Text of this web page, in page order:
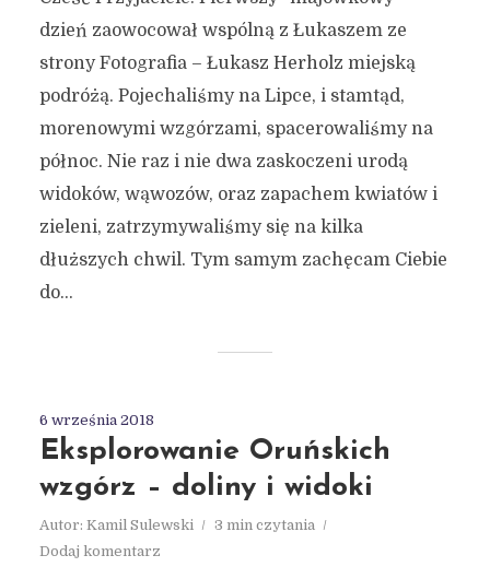
dzień zaowocował wspólną z Łukaszem ze
strony Fotografia – Łukasz Herholz miejską
podróżą. Pojechaliśmy na Lipce, i stamtąd,
morenowymi wzgórzami, spacerowaliśmy na
północ. Nie raz i nie dwa zaskoczeni urodą
widoków, wąwozów, oraz zapachem kwiatów i
zieleni, zatrzymywaliśmy się na kilka
dłuższych chwil. Tym samym zachęcam Ciebie
do...
6 września 2018
Eksplorowanie Oruńskich
wzgórz – doliny i widoki
Autor: Kamil Sulewski
3 min czytania
Dodaj komentarz